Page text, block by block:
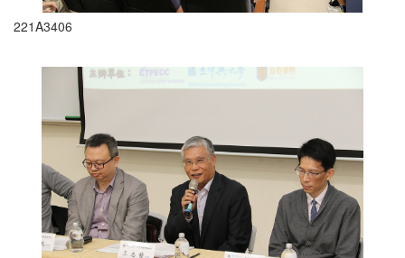
221A3406